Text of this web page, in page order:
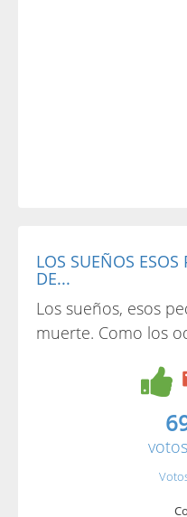
LOS SUEÑOS
DE...
Los sueños, esos
muerte. Como los